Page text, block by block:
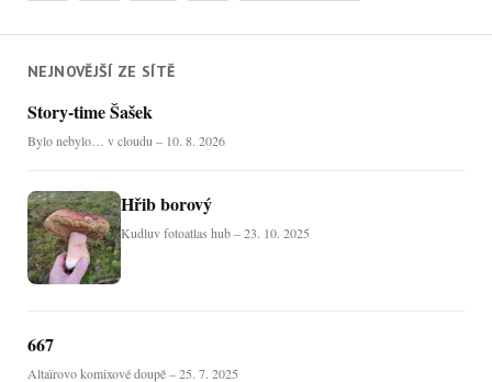
NEJNOVĚJŠÍ ZE SÍTĚ
Story-time Šašek
Bylo nebylo… v cloudu – 10. 8. 2026
Hřib borový
Kudluv fotoatlas hub – 23. 10. 2025
667
Altaïrovo komixové doupě – 25. 7. 2025